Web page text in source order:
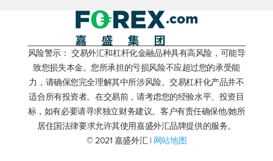
风险警示： 交易外汇和杠杆化金融品种具有高风险，可能导
致您损失本金。您所承担的亏损风险不应超过您的承受能
力，请确保您完全理解其中所涉风险。交易杠杆化产品并不
适合所有投资者。在交易前，请考虑您的经验水平、投资目
标，如有必要请寻求独立财务建议。客户有责任确保他/她所
居住国法律要求允许其使用嘉盛外汇品牌提供的服务。
© 2021 嘉盛外汇 | 网站地图